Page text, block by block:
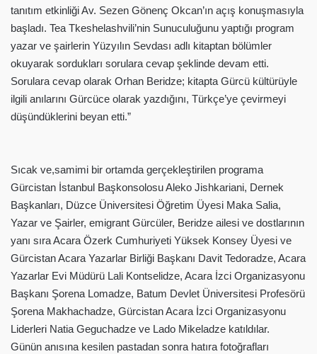
tanıtım etkinliği Av. Sezen Gönenç Okcan’ın açış konuşmasıyla
başladı. Tea Tkeshelashvili’nin Sunuculuğunu yaptığı program
yazar ve şairlerin Yüzyılın Sevdası adlı kitaptan bölümler
okuyarak sordukları sorulara cevap şeklinde devam etti.
Sorulara cevap olarak Orhan Beridze; kitapta Gürcü kültürüyle
ilgili anılarını Gürcüce olarak yazdığını, Türkçe’ye çevirmeyi
düşündüklerini beyan etti.”
Sıcak ve,samimi bir ortamda gerçekleştirilen programa
Gürcistan İstanbul Başkonsolosu Aleko Jishkariani, Dernek
Başkanları, Düzce Üniversitesi Öğretim Üyesi Maka Salia,
Yazar ve Şairler, emigrant Gürcüler, Beridze ailesi ve dostlarının
yanı sıra Acara Özerk Cumhuriyeti Yüksek Konsey Üyesi ve
Gürcistan Acara Yazarlar Birliği Başkanı Davit Tedoradze, Acara
Yazarlar Evi Müdürü Lali Kontselidze, Acara İzci Organizasyonu
Başkanı Şorena Lomadze, Batum Devlet Üniversitesi Profesörü
Şorena Makhachadze, Gürcistan Acara İzci Organizasyonu
Liderleri Natia Geguchadze ve Lado Mikeladze katıldılar.
Günün anısına kesilen pastadan sonra hatıra fotoğrafları